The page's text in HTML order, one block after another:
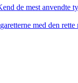
de mest anvendte
med den rette